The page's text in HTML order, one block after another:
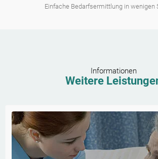
Einfache Bedarfsermittlung in wenigen
Informationen
Weitere